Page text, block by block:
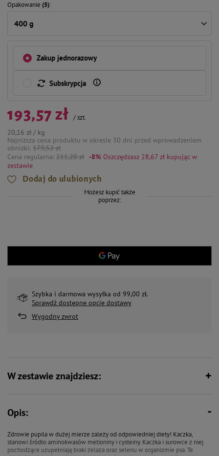
Opakowanie (5)
400 g
Zakup jednorazowy
Subskrypcja
193,57 zł /szt.
20,16 zł / kg
Najniższa cena produktu w okresie 30 dni przed wprowadzeniem
obniżki: 179,52 zł
Cena regularna: 211,20 zł -8% Oszczędzasz 28,67 zł kupując w
zestawie
Dodaj do ulubionych
Możesz kupić także
poprzez:
Szybka i darmowa wysyłka od 99,00 zł.
Sprawdź dostępne opcje dostawy
Wygodny zwrot
W zestawie znajdziesz:
Opis:
Zdrowie pupila w dużej mierze zależy od odpowiedniej diety! Kaczka,
stanowi źródło aminokwasów metioniny i cysteiny. Kaczka i surowce z niej
pochodzące uzupełniają braki żelaza oraz selenu w organizmie psa. Te